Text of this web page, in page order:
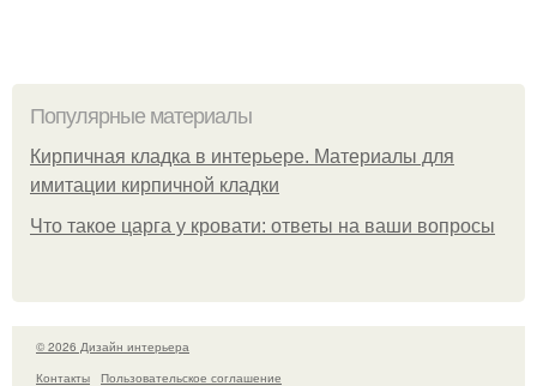
Популярные материалы
Кирпичная кладка в интерьере. Материалы для
имитации кирпичной кладки
Что такое царга у кровати: ответы на ваши вопросы
© 2026 Дизайн интерьера
Контакты
Пользовательское соглашение